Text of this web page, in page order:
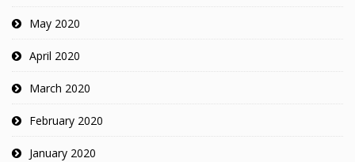
May 2020
April 2020
March 2020
February 2020
January 2020